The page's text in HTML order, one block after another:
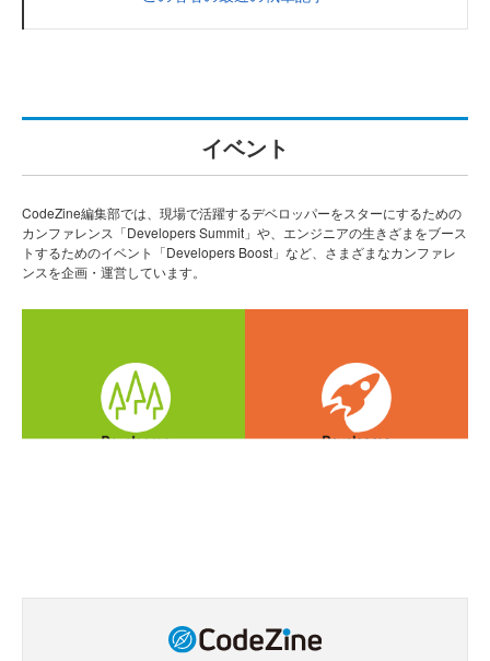
イベント
CodeZine編集部では、現場で活躍するデベロッパーをスターにするための
カンファレンス「Developers Summit」や、エンジニアの生きざまをブース
トするためのイベント「Developers Boost」など、さまざまなカンファレ
ンスを企画・運営しています。